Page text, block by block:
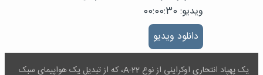
ویدیو: 00:00:30
دانلود ویدیو
یک پهپاد انتحاری اوکراینی از نوع A-22، که از تبدیل یک هواپیمای سبک